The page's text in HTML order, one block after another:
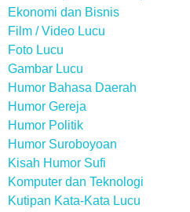
Ekonomi dan Bisnis
Film / Video Lucu
Foto Lucu
Gambar Lucu
Humor Bahasa Daerah
Humor Gereja
Humor Politik
Humor Suroboyoan
Kisah Humor Sufi
Komputer dan Teknologi
Kutipan Kata-Kata Lucu